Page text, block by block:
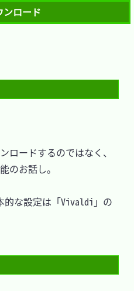
ロード
ードするのではなく、
のお話し。
的な設定は「Vivaldi」の